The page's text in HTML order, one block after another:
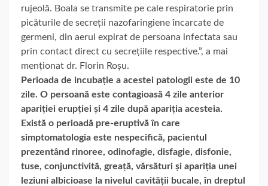
rujeolă. Boala se transmite pe cale respiratorie prin
picăturile de secreții nazofaringiene încarcate de
germeni, din aerul expirat de persoana infectata sau
prin contact direct cu secrețiile respective.”, a mai
menționat dr. Florin Roșu.
Perioada de incubație a acestei patologii este de 10
zile. O persoană este contagioasă 4 zile anterior
apariției erupției și 4 zile după apariția acesteia.
Există o perioadă pre-eruptivă în care
simptomatologia este nespecifică, pacientul
prezentând rinoree, odinofagie, disfagie, disfonie,
tuse, conjunctivită, greață, vărsături și apariția unei
leziuni albicioase la nivelul cavității bucale, în dreptul